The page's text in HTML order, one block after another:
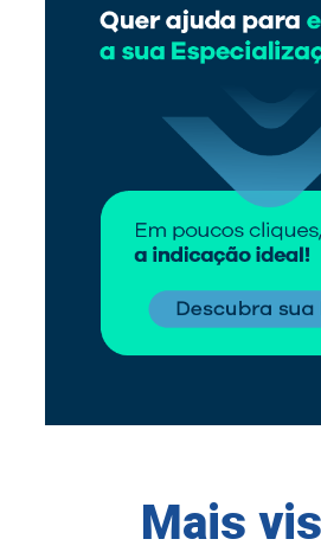
Mais